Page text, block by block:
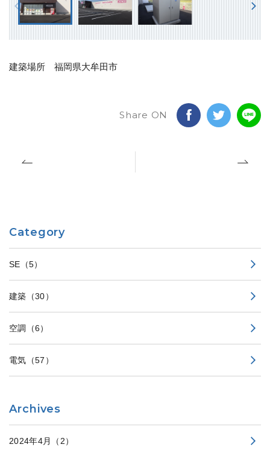
建築場所 福岡県大牟田市
Share ON
Category
SE （5）
建築 （30）
空調 （6）
電気 （57）
Archives
2024年4月 （2）